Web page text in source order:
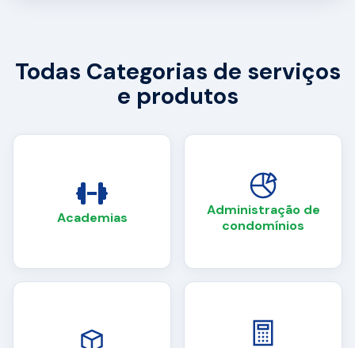
Todas Categorias de serviços
e produtos
Academias
Administração de
condomínios